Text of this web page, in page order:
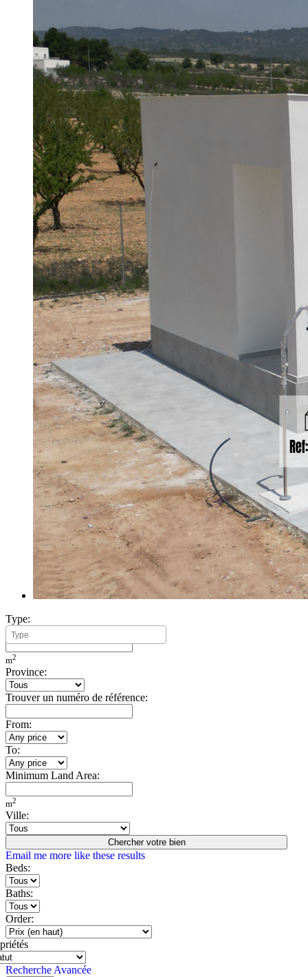
Type:
Minimum Build Area:
m2
Province:
Trouver un numéro de référence:
From:
To:
Minimum Land Area:
m2
Ville:
Chercher votre bien
Email me more like these results
Beds:
Baths:
Order:
Recherche Avancée